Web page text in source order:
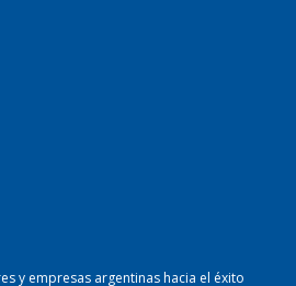
y empresas argentinas hacia el éxito